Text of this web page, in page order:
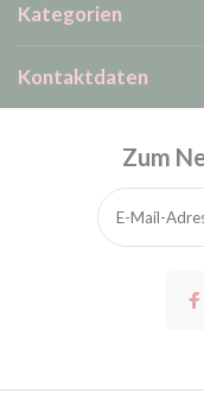
Kategorien
Kontaktdaten
Zum